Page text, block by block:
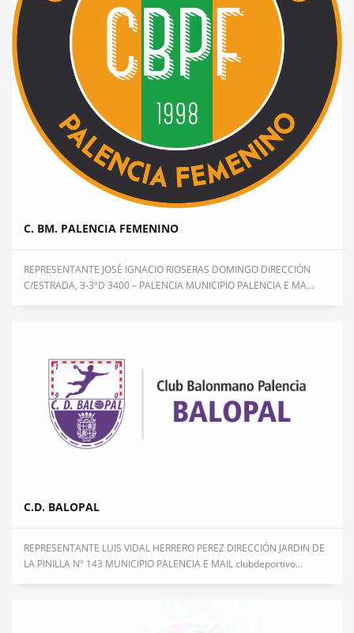
C. BM. PALENCIA FEMENINO
REPRESENTANTE JOSÉ IGNACIO RIOSERAS DOMINGO DIRECCIÓN
C/ESTRADA, 3-3ºD 3400 – PALENCIA MUNICIPIO PALENCIA E MA...
C.D. BALOPAL
REPRESENTANTE LUIS VIDAL HERRERO PEREZ DIRECCIÓN JARDIN DE
LA PINILLA Nº 143 MUNICIPIO PALENCIA E MAIL clubdeportivo...